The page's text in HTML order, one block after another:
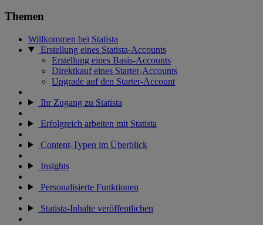
Themen
Willkommen bei Statista
Erstellung eines Statista-Accounts
Erstellung eines Basis-Accounts
Direktkauf eines Starter-Accounts
Upgrade auf den Starter-Account
Ihr Zugang zu Statista
Erfolgreich arbeiten mit Statista
Content-Typen im Überblick
Insights
Personalisierte Funktionen
Statista-Inhalte veröffentlichen